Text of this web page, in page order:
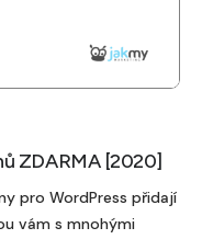
ZDARMA [2020]
pro WordPress přidají
vám s mnohými